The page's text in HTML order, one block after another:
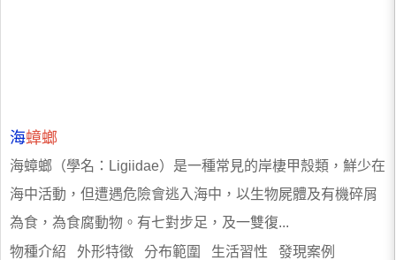
海蟑螂
海蟑螂（學名：Ligiidae）是一種常見的岸棲甲殼類，鮮少在
海中活動，但遭遇危險會逃入海中，以生物屍體及有機碎屑
為食，為食腐動物。有七對步足，及一雙復...
物種介紹 外形特徵 分布範圍 生活習性 發現案例